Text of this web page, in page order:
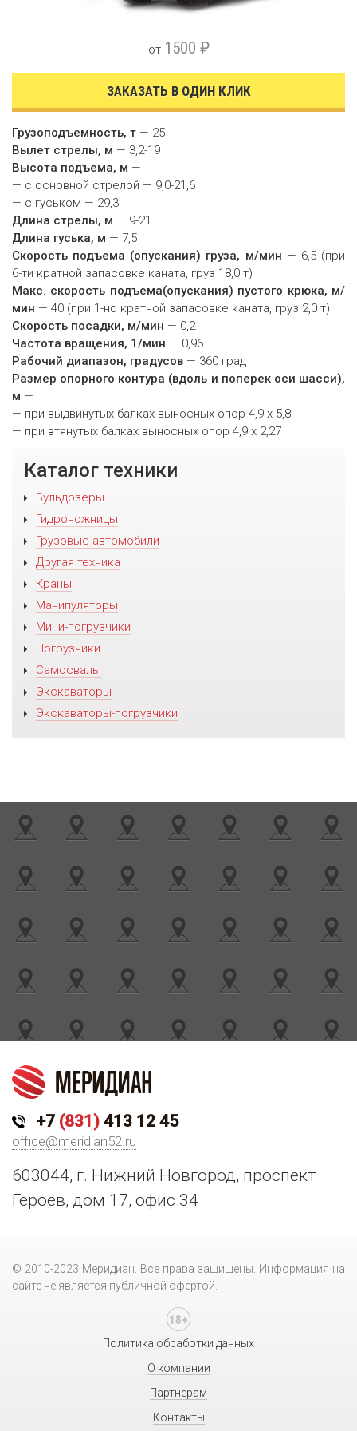
от 1500 ₽
ЗАКАЗАТЬ В ОДИН КЛИК
Грузоподъемность, т — 25
Вылет стрелы, м — 3,2-19
Высота подъема, м —
— с основной стрелой — 9,0-21,6
— с гуськом — 29,3
Длина стрелы, м — 9-21
Длина гуська, м — 7,5
Скорость подъема (опускания) груза, м/мин — 6,5 (при
6-ти кратной запасовке каната, груз 18,0 т)
Макс. скорость подъема(опускания) пустого крюка, м/
мин — 40 (при 1-но кратной запасовке каната, груз 2,0 т)
Скорость посадки, м/мин — 0,2
Частота вращения, 1/мин — 0,96
Рабочий диапазон, градусов — 360 град
Размер опорного контура (вдоль и поперек оси шасси),
м —
— при выдвинутых балках выносных опор 4,9 х 5,8
— при втянутых балках выносных опор 4,9 х 2,27
Каталог техники
Бульдозеры
Гидроножницы
Грузовые автомобили
Другая техника
Краны
Манипуляторы
Мини-погрузчики
Погрузчики
Самосвалы
Экскаваторы
Экскаваторы-погрузчики
+7 (831) 413 12 45
office@meridian52.ru
603044, г. Нижний Новгород, проспект
Героев, дом 17, офис 34
© 2010-2023 Меридиан. Все права защищены. Информация на
сайте не является публичной офертой.
Политика обработки данных
О компании
Партнерам
Контакты